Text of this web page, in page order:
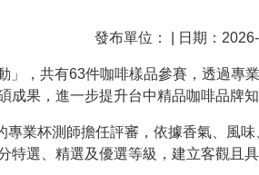
日、夜間沿街和定點收運暫停
天停止收運一日。
天停止收運一日。
起惜食減量，排出前瀝乾水分
發布單位： | 日期：
，共有63件咖啡樣品參賽，透過專
果，進一步提升台中精品咖啡品牌知
業杯測師擔任評審，依據香氣、風
選、精選及優選等級，建立客觀且具